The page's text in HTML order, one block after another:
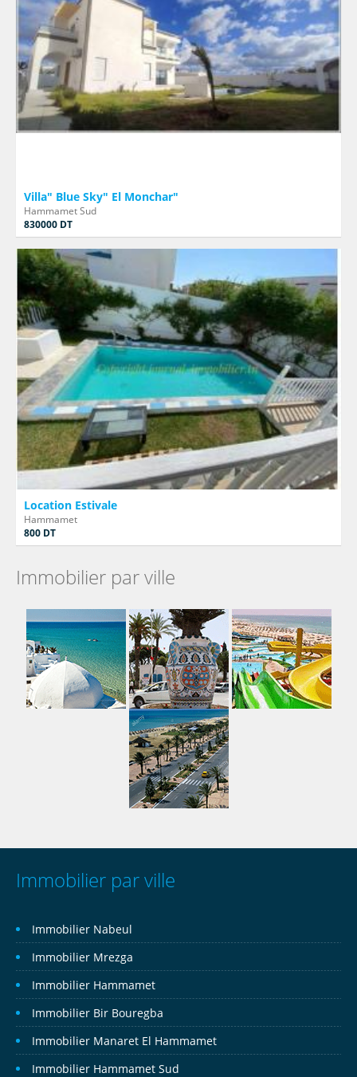
Villa" Blue Sky" El Monchar"
Hammamet Sud
830000 DT
Location Estivale
Hammamet
800 DT
Immobilier par ville
Immobilier par ville
Immobilier Nabeul
Immobilier Mrezga
Immobilier Hammamet
Immobilier Bir Bouregba
Immobilier Manaret El Hammamet
Immobilier Hammamet Sud